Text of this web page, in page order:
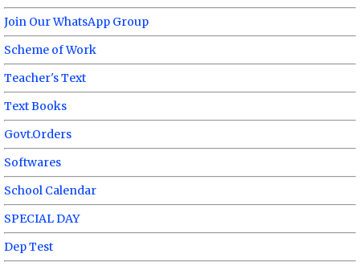
Join Our WhatsApp Group
Scheme of Work
Teacher's Text
Text Books
Govt.Orders
Softwares
School Calendar
SPECIAL DAY
Dep Test